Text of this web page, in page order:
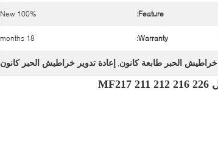
Feature:
100% New
Warranty:
18 months
خراطيش الحبر طابعة كانون, إعادة تدوير خراطيش الحبر كانون